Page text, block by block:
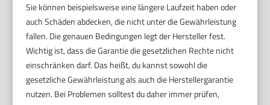
Sie können beispielsweise eine längere Laufzeit haben oder
auch Schäden abdecken, die nicht unter die Gewährleistung
fallen. Die genauen Bedingungen legt der Hersteller fest.
Wichtig ist, dass die Garantie die gesetzlichen Rechte nicht
einschränken darf. Das heißt, du kannst sowohl die
gesetzliche Gewährleistung als auch die Herstellergarantie
nutzen. Bei Problemen solltest du daher immer prüfen,